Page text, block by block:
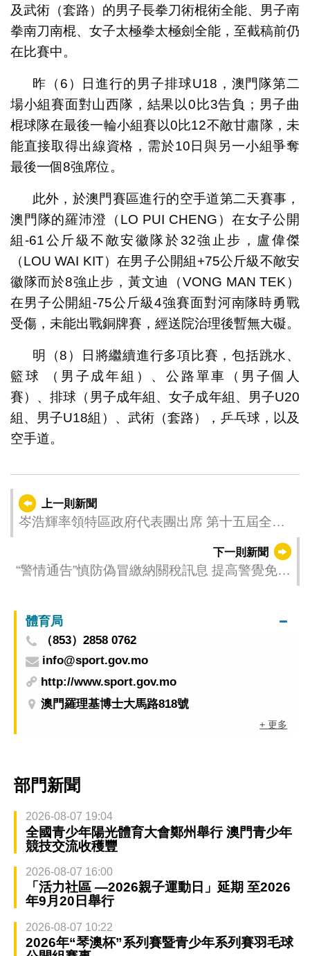
及武術（套路）的男子長拳刀術棍術全能、男子南
拳南刀南棍、女子太極拳太極劍全能，至截稿前仍
在比賽中。
昨（6）日進行的男子排球U18，澳門隊第二
場小組賽面對山西隊，結果以0比3告負；男子曲
棍球隊在最後一輪小組賽以0比12不敵甘肅隊，未
能直接取得出線資格，需於10日與另一小組爭奪
最後一個8強席位。
此外，於澳門賽區進行的空手道第二天賽事，
澳門隊的羅沛澄（LO PUI CHENG）在女子公開
組-61公斤級不敵安徽隊於32強止步，盧偉傑
（LOU WAI KIT）在男子公開組+75公斤級不敵安
徽隊而於8強止步，黃文迪（VONG MAN TEK）
在男子公開組-75公斤級4強賽面對河南隊時勇戰
受傷，未能出戰銅牌賽，經送院治理後暫無大礙。
明（8）日將繼續進行多項比賽，包括跳水、
籃球 （男子成年組）、公路單車（男子個人
賽）、排球（男子成年組、女子成年組、男子U20
組、男子U18組）、武術（套路），乒乓球，以及
空手道。
上一則新聞
岑浩輝率領特區政府代表團出席 第十五屆全國
下一則新聞
“警情通告”慎防偽冒繳納關稅訊息 提高警覺免受
體育局
（853）2858 0762
info@sport.gov.mo
http://www.sport.gov.mo
澳門羅理基博士大馬路818號
+ 更多
部門新聞
2026-08-07 19:04
全國青少年陽光體育大會鄭州舉行 澳門青少年
競技交流收穫豐
2026-08-07 16:00
「活力社區 —2026親子運動日」延期 至2026
年9月20日舉行
2026-08-07 10:22
2026年“琴澳杯”系列賽暨青少年系列賽羽毛球